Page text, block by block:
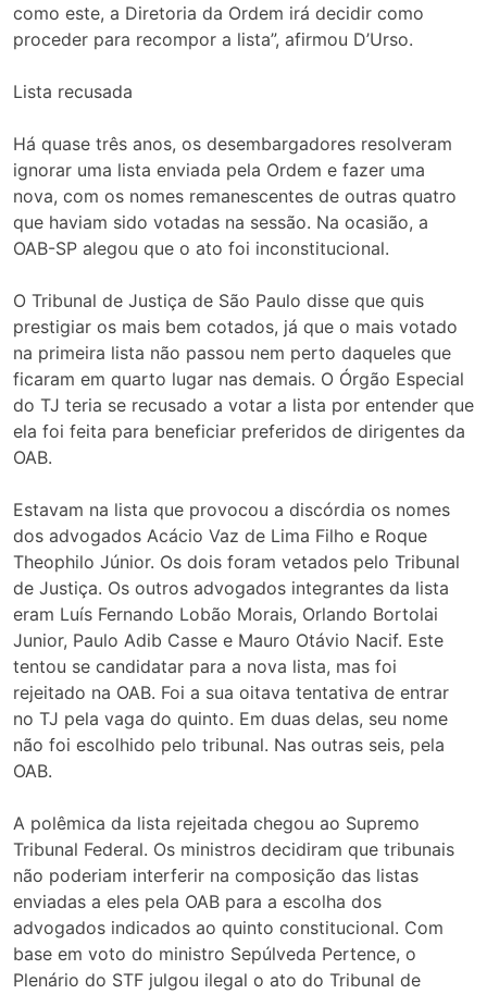
como este, a Diretoria da Ordem irá decidir como
proceder para recompor a lista”, afirmou D’Urso.
Lista recusada
Há quase três anos, os desembargadores resolveram
ignorar uma lista enviada pela Ordem e fazer uma
nova, com os nomes remanescentes de outras quatro
que haviam sido votadas na sessão. Na ocasião, a
OAB-SP alegou que o ato foi inconstitucional.
O Tribunal de Justiça de São Paulo disse que quis
prestigiar os mais bem cotados, já que o mais votado
na primeira lista não passou nem perto daqueles que
ficaram em quarto lugar nas demais. O Órgão Especial
do TJ teria se recusado a votar a lista por entender que
ela foi feita para beneficiar preferidos de dirigentes da
OAB.
Estavam na lista que provocou a discórdia os nomes
dos advogados Acácio Vaz de Lima Filho e Roque
Theophilo Júnior. Os dois foram vetados pelo Tribunal
de Justiça. Os outros advogados integrantes da lista
eram Luís Fernando Lobão Morais, Orlando Bortolai
Junior, Paulo Adib Casse e Mauro Otávio Nacif. Este
tentou se candidatar para a nova lista, mas foi
rejeitado na OAB. Foi a sua oitava tentativa de entrar
no TJ pela vaga do quinto. Em duas delas, seu nome
não foi escolhido pelo tribunal. Nas outras seis, pela
OAB.
A polêmica da lista rejeitada chegou ao Supremo
Tribunal Federal. Os ministros decidiram que tribunais
não poderiam interferir na composição das listas
enviadas a eles pela OAB para a escolha dos
advogados indicados ao quinto constitucional. Com
base em voto do ministro Sepúlveda Pertence, o
Plenário do STF julgou ilegal o ato do Tribunal de